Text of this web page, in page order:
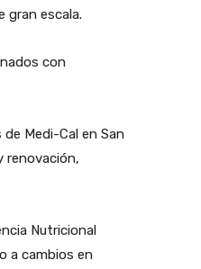
gran escala.
con
Medi-Cal en San
renovación,
Nutricional
a cambios en